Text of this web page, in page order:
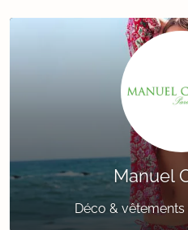
Manuel
Déco &